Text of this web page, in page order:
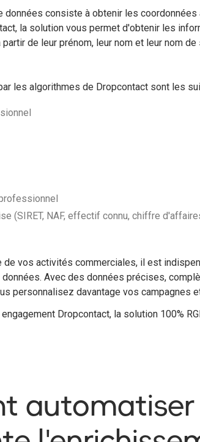
données consiste à obtenir les coordonnées
la solution vous permet d'obtenir les
de leur prénom, leur nom et leur nom
les algorithmes de Dropcontact sont les
(SIRET, NAF, effectif connu, chiffre
de vos activités commerciales, il est
Avec des données précises,
personnalisez davantage vos campagnes
Dropcontact, la solution 100%